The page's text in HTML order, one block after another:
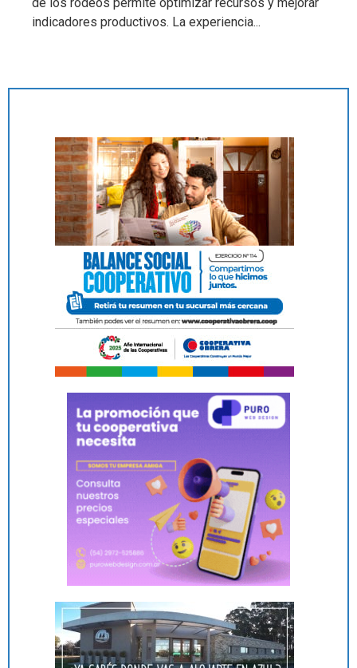
de los rodeos permite optimizar recursos y mejorar
indicadores productivos. La experiencia...